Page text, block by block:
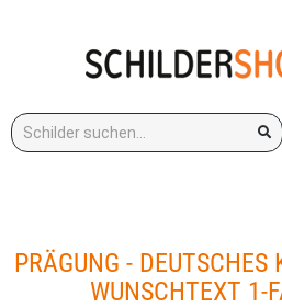
Stichwort:
PRÄGUNG -
WUNSCHTEXT 1-